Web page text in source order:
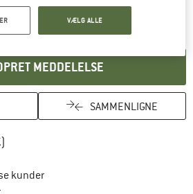
Linket åbnes i en infoboks og
MEDDELELSE
SAMMENLIGNE
kunder
VÆLG ALLE